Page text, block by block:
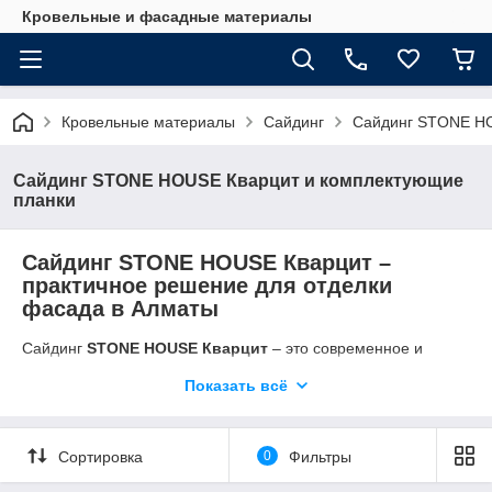
Кровельные и фасадные материалы
Кровельные материалы Сайдинг Сайдинг STONE
Сайдинг STONE HOUSE Кварцит и комплектующие
планки
Сайдинг STONE HOUSE Кварцит –
практичное решение для отделки
фасада в Алматы
Сайдинг STONE HOUSE Кварцит – это современное и
условиях климата Алматы и других регионов Казахстана, где
оказывают влияние на внешний вид фасада, фасадные
панели Стоун-хаус с текстурой кварцита становятся
Показать всё
Сортировка 0 Фильтры